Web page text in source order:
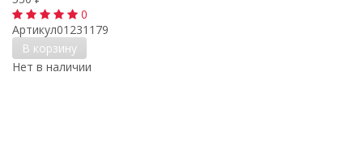
0
Артикул01231179
В корзину
Нет в наличии